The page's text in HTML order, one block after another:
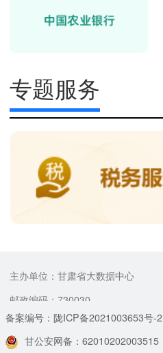
专题服务
主办单位：甘肃省大数据中心
邮政编码：730030
备案编号：陇ICP备2021003653号-2
甘公安网备：62010202003515